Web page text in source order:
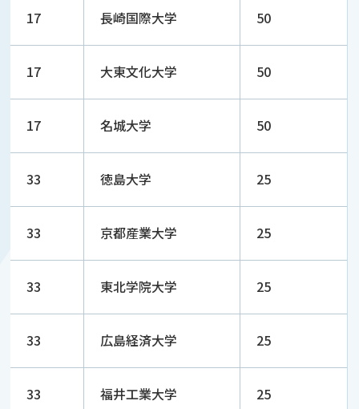
17 長崎国際大学 50
17 大東文化大学 50
17 名城大学 50
33 徳島大学 25
33 京都産業大学 25
33 東北学院大学 25
33 広島経済大学 25
33 福井工業大学 25